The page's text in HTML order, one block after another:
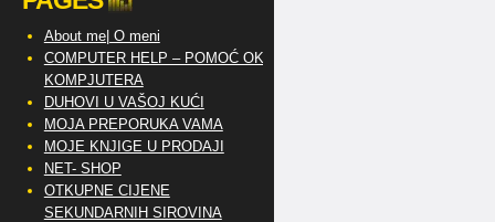
About me| O meni
COMPUTER HELP – POMOĆ OKO
KOMPJUTERA
DUHOVI U VAŠOJ KUĆI
MOJA PREPORUKA VAMA
MOJE KNJIGE U PRODAJI
NET- SHOP
OTKUPNE CIJENE
SEKUNDARNIH SIROVINA